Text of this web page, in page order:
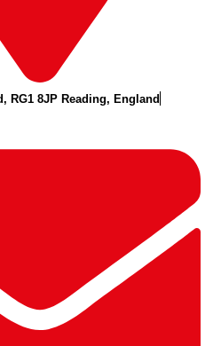
RG1 8JP Reading, England